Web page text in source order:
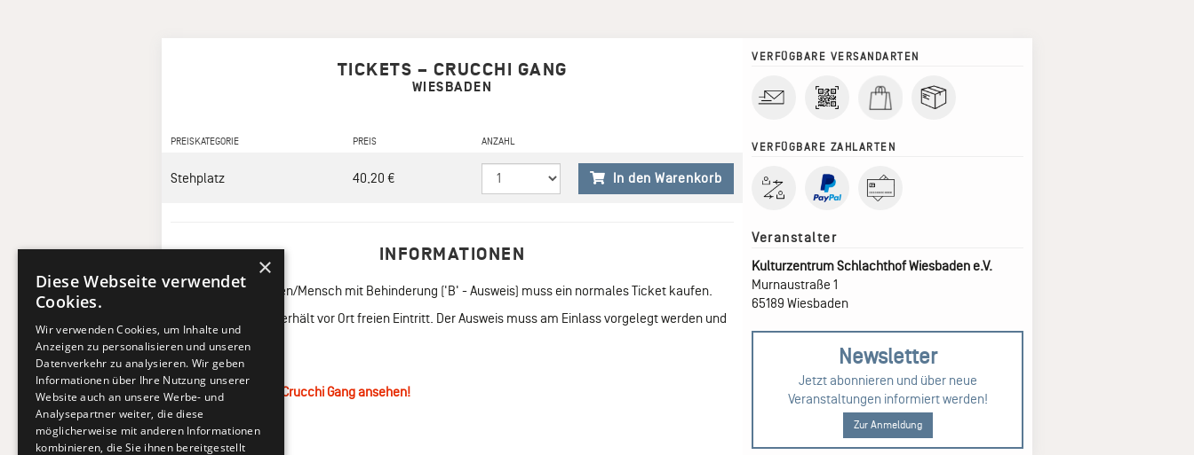
TICKETS – CRUCCHI GANG
WIESBADEN
PREISKATEGORIE PREIS ANZAHL
Stehplatz 40,20 € In den Warenkorb
INFORMATIONEN
Rollstuhlfahrer*innen/Mensch mit Behinderung ('B' - Ausweis) muss ein normales Ticket kaufen.
EINE Begleitperson erhält vor Ort freien Eintritt. Der Ausweis muss am Einlass vorgelegt werden und
gültig sein.
MIT:Crucchi Gang
→ Alle Termine von Crucchi Gang ansehen!
VERFÜGBARE VERSANDARTEN
VERFÜGBARE ZAHLARTEN
Kulturzentrum Schlachthof Wiesbaden e.V.
Murnaustraße 1
65189 Wiesbaden
Newsletter
Jetzt abonnieren und über neue
Veranstaltungen informiert werden!
Zur Anmeldung
×
Diese Webseite verwendet
Cookies.
Wir verwenden Cookies, um Inhalte und
Anzeigen zu personalisieren und unseren
Datenverkehr zu analysieren. Wir geben
Informationen über Ihre Nutzung unserer
Website auch an unsere Werbe- und
Analysepartner weiter, die diese
möglicherweise mit anderen Informationen
kombinieren, die Sie ihnen bereitgestellt